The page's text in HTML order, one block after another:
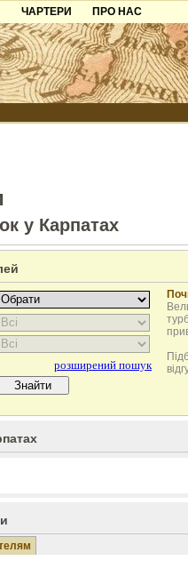
ЧАРТЕРИ
ПРО НАС
Контакти
Партнерам
Додати готель
у Карпатах